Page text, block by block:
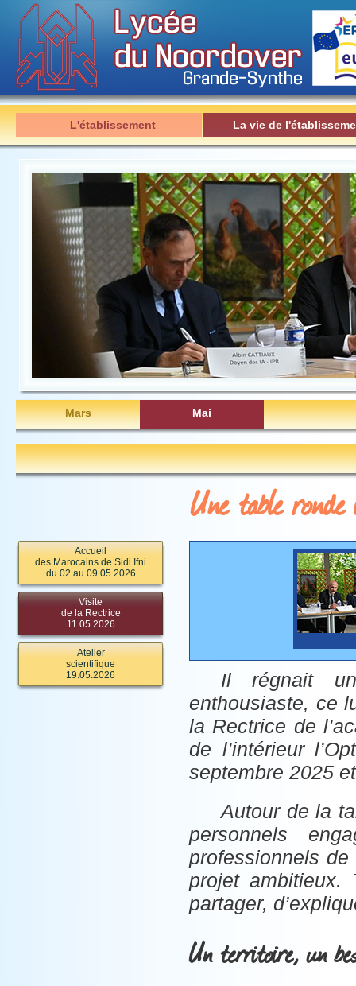
L'établissement La vie de
Mars Mai
Une table
Accueil
des Marocains de Sidi Ifni
du 02 au 09.05.2026
Visite
de la Rectrice
11.05.2026
Atelier
scientifique
19.05.2026
Il régnait
enthousiaste, ce
la Rectrice de
de l’intérieur
septembre 2025
Autour de la
personnels
professionnels
projet ambitieux.
partager,
Un territoire, un